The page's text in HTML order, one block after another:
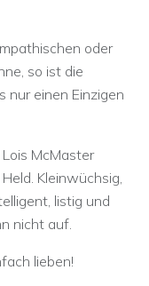
oder
so ist die
nur einen Einzigen
McMaster
Kleinwüchsig,
listig und
nicht auf.
lieben!